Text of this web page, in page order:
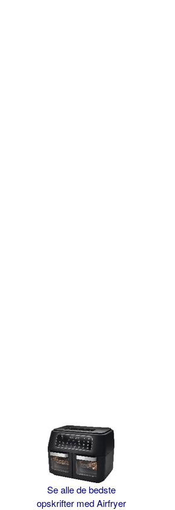
Se alle de bedste
opskrifter med Airfryer